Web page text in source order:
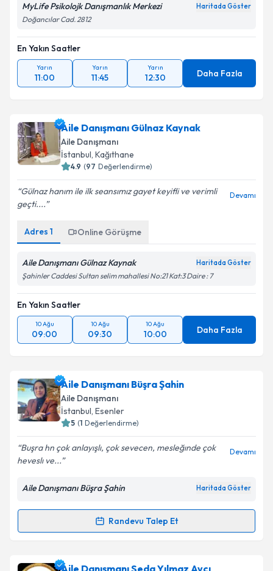
Takvim Talebini Gönder
MyLife Psikolojk Danışmanlık Merkezi Haritada Göster
Doğancılar Cad. 2812
En Yakın Saatler
Yarın
11:00
Yarın
11:45
Yarın
12:30 Daha Fazla
Aile Danışmanı Gülnaz Kaynak
Aile Danışmanı
İstanbul, Kağıthane
4.9 (97 Değerlendirme)
Gülnaz hanım ile ilk seansımız gayet keyifli ve verimli
geçti....
Devamı
Adres 1 Online Görüşme
Aile Danışmanı Gülnaz Kaynak Haritada Göster
Şahinler Caddesi Sultan selim mahallesi No:21 Kat:3 Daire : 7
En Yakın Saatler
10 Ağu
09:00
10 Ağu
09:30
10 Ağu
10:00 Daha Fazla
Aile Danışmanı Büşra Şahin
Aile Danışmanı
İstanbul, Esenler
5 (1 Değerlendirme)
Buşra hn çok anlayışlı, çok sevecen, mesleğınde çok
heveslı ve...
Devamı
Aile Danışmanı Büşra Şahin Haritada Göster
Randevu Talep Et
Randevu Takvimi Talebi
Aile Danışmanı Büşra Şahiniçin randevu takvimi
Aile Danışmanı Seda Yılmaz Avcı